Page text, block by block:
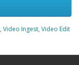
, Video Ingest, Video Edit